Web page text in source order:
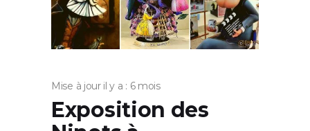
Mise à jour il y a : 6 mois
Exposition des